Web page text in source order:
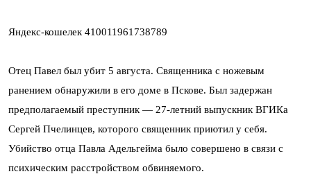
Яндекс-кошелек 410011961738789
Отец Павел был убит 5 августа. Священника с ножевым
ранением обнаружили в его доме в Пскове. Был задержан
предполагаемый преступник — 27-летний выпускник ВГИКа
Сергей Пчелинцев, которого священник приютил у себя.
Убийство отца Павла Адельгейма было совершено в связи с
психическим расстройством обвиняемого.